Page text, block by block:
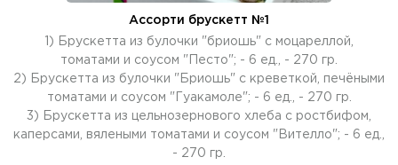
Ассорти брускетт №1
1) Брускетта из булочки "бриошь" с моцареллой,
томатами и соусом "Песто"; - 6 ед., - 270 гр.
2) Брускетта из булочки "Бриошь" с креветкой, печёными
томатами и соусом "Гуакамоле"; - 6 ед., - 270 гр.
3) Брускетта из цельнозернового хлеба с ростбифом,
каперсами, вялеными томатами и соусом "Вителло"; - 6 ед.,
- 270 гр.